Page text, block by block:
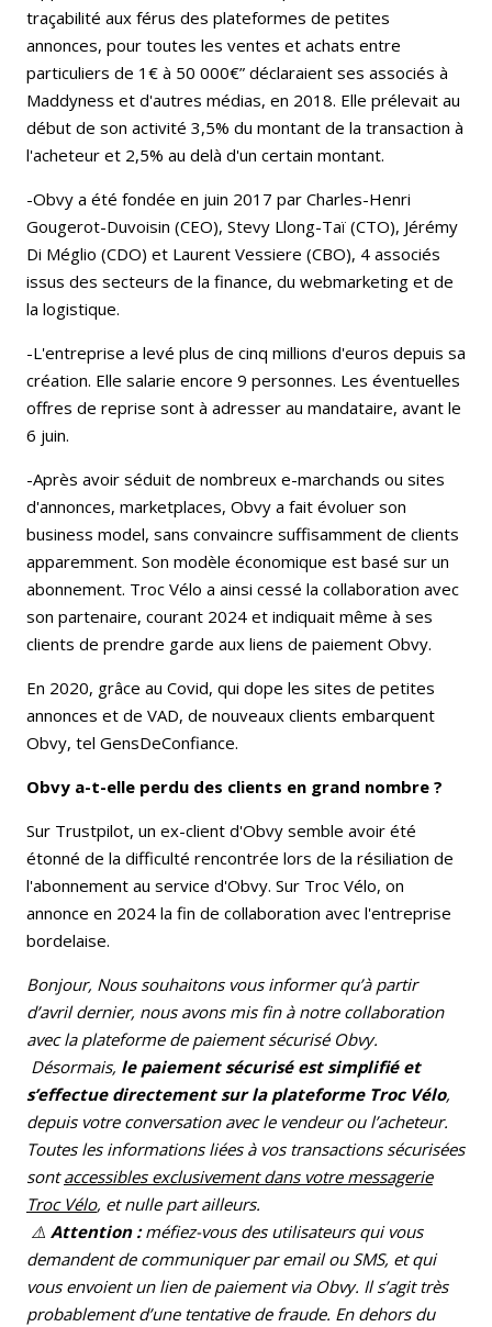
traçabilité aux férus des plateformes de petites
annonces, pour toutes les ventes et achats entre
particuliers de 1€ à 50 000€” déclaraient ses associés à
Maddyness et d'autres médias, en 2018. Elle prélevait au
début de son activité 3,5% du montant de la transaction à
l'acheteur et 2,5% au delà d'un certain montant.
-Obvy a été fondée en juin 2017 par Charles-Henri
Gougerot-Duvoisin (CEO), Stevy Llong-Taï (CTO), Jérémy
Di Méglio (CDO) et Laurent Vessiere (CBO), 4 associés
issus des secteurs de la finance, du webmarketing et de
la logistique.
-L'entreprise a levé plus de cinq millions d'euros depuis sa
création. Elle salarie encore 9 personnes. Les éventuelles
offres de reprise sont à adresser au mandataire, avant le
6 juin.
-Après avoir séduit de nombreux e-marchands ou sites
d'annonces, marketplaces, Obvy a fait évoluer son
business model, sans convaincre suffisamment de clients
apparemment. Son modèle économique est basé sur un
abonnement. Troc Vélo a ainsi cessé la collaboration avec
son partenaire, courant 2024 et indiquait même à ses
clients de prendre garde aux liens de paiement Obvy.
En 2020, grâce au Covid, qui dope les sites de petites
annonces et de VAD, de nouveaux clients embarquent
Obvy, tel GensDeConfiance.
Obvy a-t-elle perdu des clients en grand nombre ?
Sur Trustpilot, un ex-client d'Obvy semble avoir été
étonné de la difficulté rencontrée lors de la résiliation de
l'abonnement au service d'Obvy. Sur Troc Vélo, on
annonce en 2024 la fin de collaboration avec l'entreprise
bordelaise.
Bonjour, Nous souhaitons vous informer qu’à partir
d’avril dernier, nous avons mis fin à notre collaboration
avec la plateforme de paiement sécurisé Obvy.
Désormais, le paiement sécurisé est simplifié et
s’effectue directement sur la plateforme Troc Vélo,
depuis votre conversation avec le vendeur ou l’acheteur.
Toutes les informations liées à vos transactions sécurisées
sontaccessibles exclusivement dans votre messagerie
Troc Vélo, et nulle part ailleurs.
⚠️ Attention :méfiez-vous des utilisateurs qui vous
demandent de communiquer par email ou SMS, et qui
vous envoient un lien de paiement via Obvy. Il s’agit très
probablement d’une tentative de fraude. En dehors du